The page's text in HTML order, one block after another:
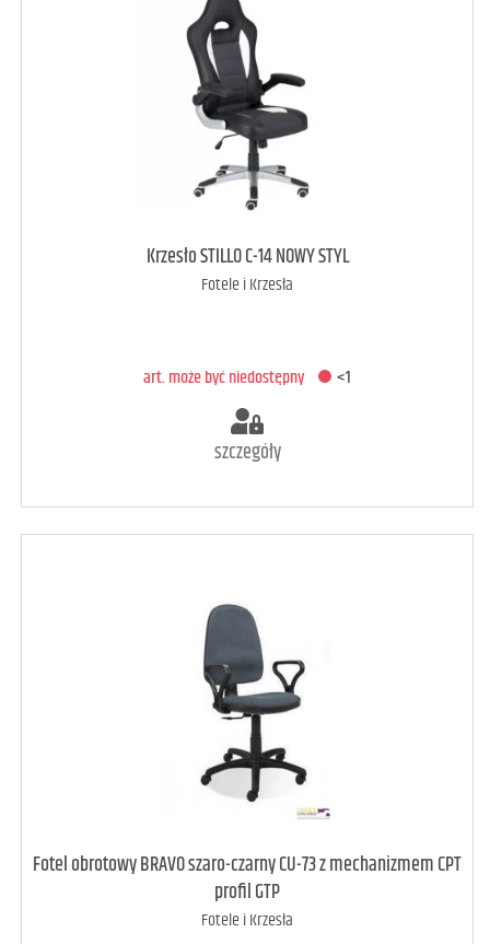
art. może być niedostępny <1
Krzesło STILLO C-14 NOWY STYL
Fotele i Krzesła
art. może być niedostępny <1
szczegóły
art. może być niedostępny <1
Fotel obrotowy BRAVO szaro-czarny CU-73 z mechanizmem CPT
profil GTP
Fotele i Krzesła